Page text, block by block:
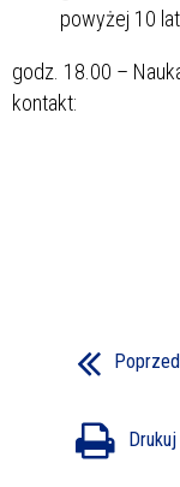
powyżej 10
godz. 18.00 –
kontakt:
Drukuj